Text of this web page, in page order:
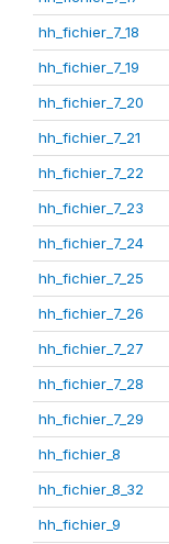
hh_fichier_7_18
hh_fichier_7_19
hh_fichier_7_20
hh_fichier_7_21
hh_fichier_7_22
hh_fichier_7_23
hh_fichier_7_24
hh_fichier_7_25
hh_fichier_7_26
hh_fichier_7_27
hh_fichier_7_28
hh_fichier_7_29
hh_fichier_8
hh_fichier_8_32
hh_fichier_9